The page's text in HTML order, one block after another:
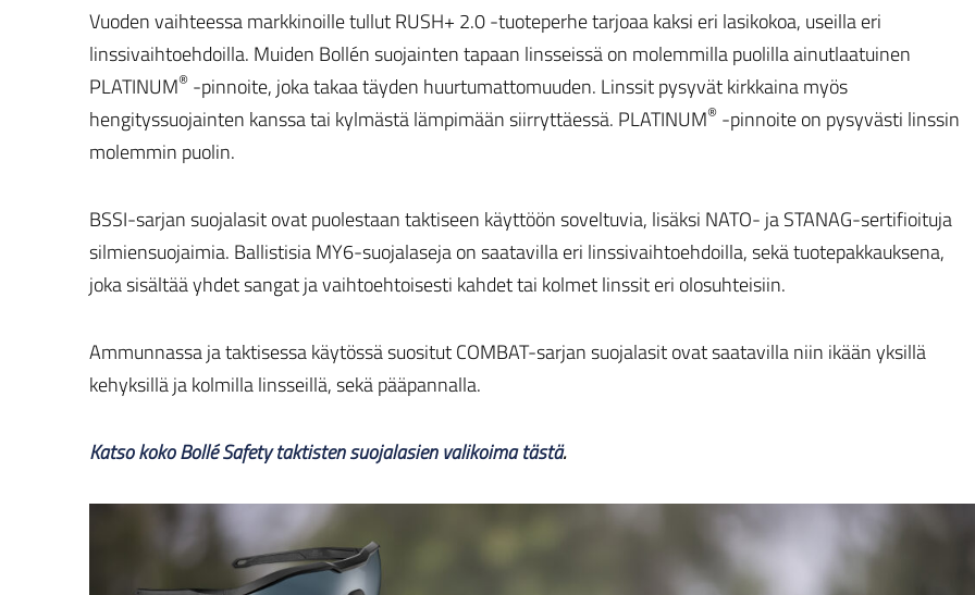
Vuoden vaihteessa markkinoille tullut RUSH+ 2.0 -tuoteperhe tarjoaa kaksi eri lasikokoa, useilla eri
linssivaihtoehdoilla. Muiden Bollén suojainten tapaan linsseissä on molemmilla puolilla ainutlaatuinen
PLATINUM® -pinnoite, joka takaa täyden huurtumattomuuden. Linssit pysyvät kirkkaina myös
hengityssuojainten kanssa tai kylmästä lämpimään siirryttäessä. PLATINUM® -pinnoite on pysyvästi linssin
molemmin puolin.
BSSI-sarjan suojalasit ovat puolestaan taktiseen käyttöön soveltuvia, lisäksi NATO- ja STANAG-sertifioituja
silmiensuojaimia. Ballistisia MY6-suojalaseja on saatavilla eri linssivaihtoehdoilla, sekä tuotepakkauksena,
joka sisältää yhdet sangat ja vaihtoehtoisesti kahdet tai kolmet linssit eri olosuhteisiin.
Ammunnassa ja taktisessa käytössä suositut COMBAT-sarjan suojalasit ovat saatavilla niin ikään yksillä
kehyksillä ja kolmilla linsseillä, sekä pääpannalla.
Katso koko Bollé Safety taktisten suojalasien valikoima tästä.